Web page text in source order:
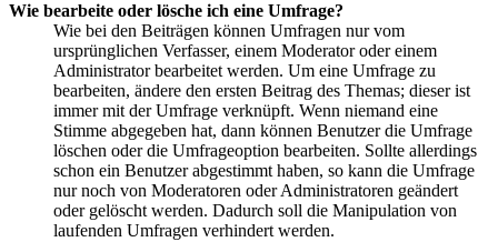
Wie bearbeite oder lösche ich eine Umfrage?
Wie bei den Beiträgen können Umfragen nur vom
ursprünglichen Verfasser, einem Moderator oder einem
Administrator bearbeitet werden. Um eine Umfrage zu
bearbeiten, ändere den ersten Beitrag des Themas; dieser ist
immer mit der Umfrage verknüpft. Wenn niemand eine
Stimme abgegeben hat, dann können Benutzer die Umfrage
löschen oder die Umfrageoption bearbeiten. Sollte allerdings
schon ein Benutzer abgestimmt haben, so kann die Umfrage
nur noch von Moderatoren oder Administratoren geändert
oder gelöscht werden. Dadurch soll die Manipulation von
laufenden Umfragen verhindert werden.